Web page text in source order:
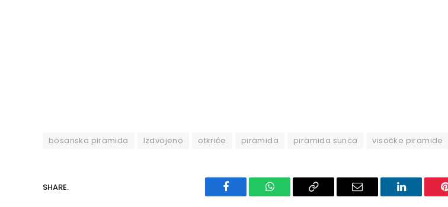
bosanska piramida Izdvojeno otkriće piramida piramida sunca visočke piramide
SHARE.
Facebook WhatsAppCopy
Email LinkedIn